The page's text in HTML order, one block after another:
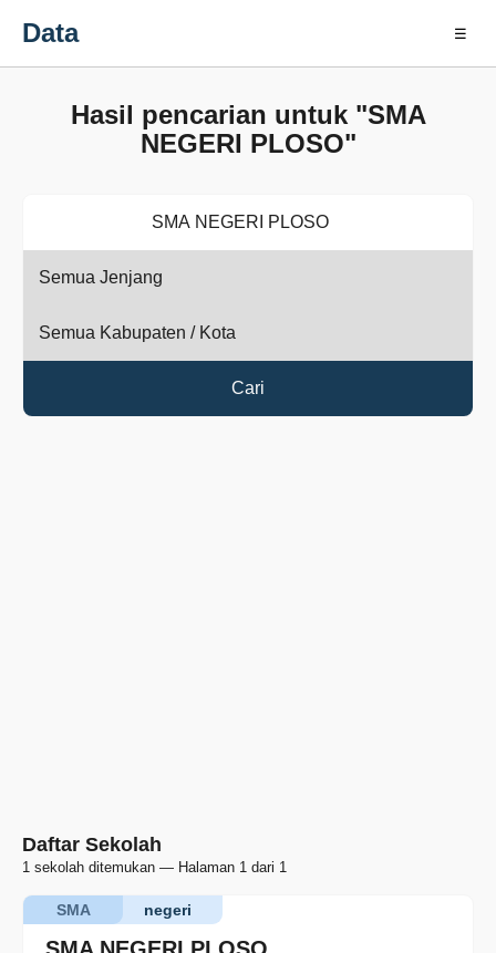
Data ☰
Hasil pencarian untuk "SMA
NEGERI PLOSO"
Cari
Daftar Sekolah
1 sekolah ditemukan — Halaman 1 dari 1
negeri
SMA